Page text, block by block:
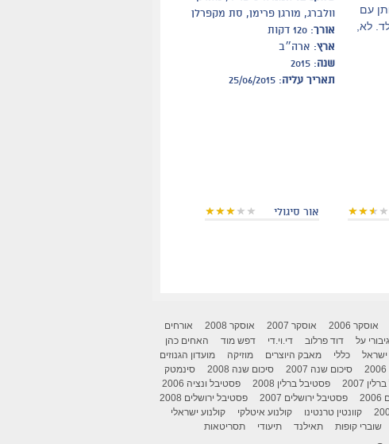
וולברג, מורגן פרימן, סת מקפרלן
אורך: 120 דקות
ארץ: ארה״ב
שנה: 2015
תאריך עליה: 25/06/2015
מתחתן עם
לא,
אור סיגולי
אוסקר 2006 אוסקר 2007 אוסקר 2008
אורחים
גיבורי על דוד פרלוב די.וי.די דפש מוד
האחים כהן
ישראל כללי מאבק היוצרים מוזיקה
מועדון הגנוזים
סיכום שנה 2007 סיכום שנה 2008
סינמטק
2007 פסטיבל ברלין 2008
פסטיבל ונציה 2006
פסטיבל ירושלים 2007
פסטיבל ירושלים 2008
קוונטין טרנטינו קולנוע איטלקי
קולנוע ישראלי
שוברי קופות תאילנד תיעודי תסריטאות